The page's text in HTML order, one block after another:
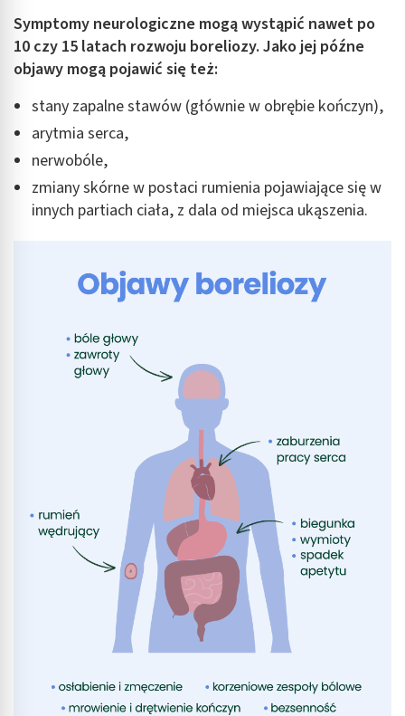
Symptomy neurologiczne mogą wystąpić nawet po
10 czy 15 latach rozwoju boreliozy. Jako jej późne
objawy mogą pojawić się też:
stany zapalne stawów (głównie w obrębie kończyn),
arytmia serca,
nerwobóle,
zmiany skórne w postaci rumienia pojawiające się w
innych partiach ciała, z dala od miejsca ukąszenia.